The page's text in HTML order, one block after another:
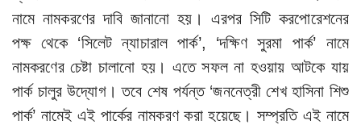
নামে নামকরণের দাবি জানানো হয়। এরপর সিটি করপোরেশনের
পক্ষ থেকে ‘সিলেট ন্যাচারাল পার্ক’, ‘দক্ষিণ সুরমা পার্ক’ নামে
নামকরণের চেষ্টা চালানো হয়। এতে সফল না হওয়ায় আটকে যায়
পার্ক চালুর উদ্যোগ। তবে শেষ পর্যন্ত ‘জননেত্রী শেখ হাসিনা শিশু
পার্ক’ নামেই এই পার্কের নামকরণ করা হয়েছে। সম্প্রতি এই নামে